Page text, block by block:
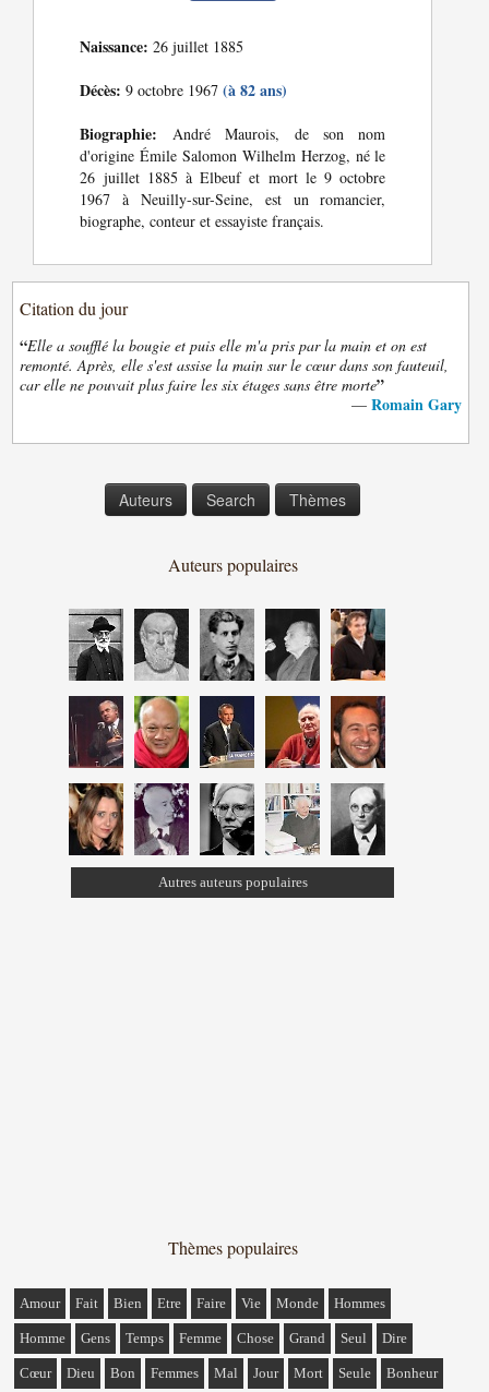
Naissance: 26 juillet 1885
Décès: 9 octobre 1967(à 82 ans)
Biographie: André Maurois, de son nom
d'origine Émile Salomon Wilhelm Herzog, né le
26 juillet 1885 à Elbeuf et mort le 9 octobre
1967 à Neuilly-sur-Seine, est un romancier,
biographe, conteur et essayiste français.
Citation du jour
“Elle a soufflé la bougie et puis elle m'a pris par la main et on est
remonté. Après, elle s'est assise la main sur le cœur dans son fauteuil,
car elle ne pouvait plus faire les six étages sans être morte”
— Romain Gary
Auteurs Search Thèmes
Auteurs populaires
Autres auteurs populaires
Thèmes populaires
Amour Fait Bien Etre Faire Vie Monde Hommes
Homme Gens Temps Femme Chose Grand Seul Dire
Cœur Dieu Bon Femmes Mal Jour Mort Seule Bonheur